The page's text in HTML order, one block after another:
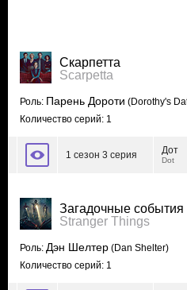
Скарпетта
Scarpetta
Роль: Парень Дороти (Dorothy's
Количество серий: 1
1 сезон 3 серия Дот
Dot
Загадочные события
Stranger Things
Роль: Дэн Шелтер (Dan Shelter)
Количество серий: 1